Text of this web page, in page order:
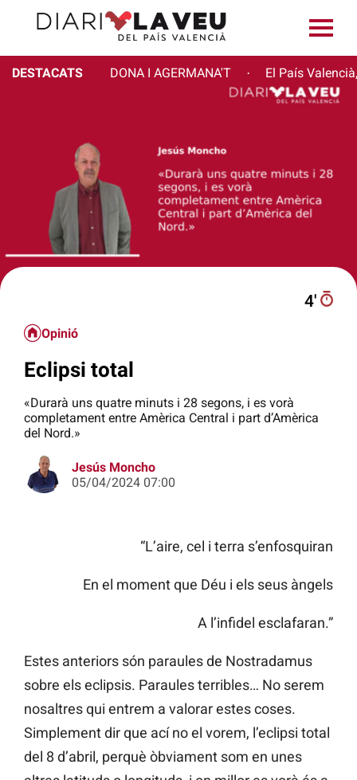
DESTACATS DONA I AGERMANA'T · El País
4′
Opinió
Eclipsi total
«Durarà uns quatre minuts i 28 segons, i es vorà
completament entre Amèrica Central i part d’Amèrica
del Nord.»
Jesús Moncho
05/04/2024 07:00
“L’aire, cel i terra s’enfosquiran
En el moment que Déu i els seus àngels
A l’infidel esclafaran.”
Estes anteriors són paraules de Nostradamus
sobre els eclipsis. Paraules terribles… No serem
nosaltres qui entrem a valorar estes coses.
Simplement dir que ací no el vorem, l’eclipsi total
del 8 d’abril, perquè òbviament som en unes